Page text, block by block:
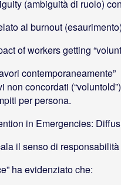
(ambiguità di ruolo)
al burnout
of workers getting
contemporaneamente”
concordati
per persona.
in Emergencies:
il senso di
ha evidenziato che: